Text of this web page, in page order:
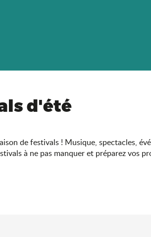
d'été
de festivals ! Musique, spectacles,
à ne pas manquer et préparez vos